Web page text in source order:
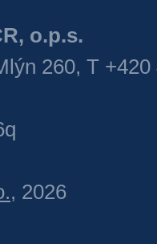
o.p.s.
260, T +420
, 2026